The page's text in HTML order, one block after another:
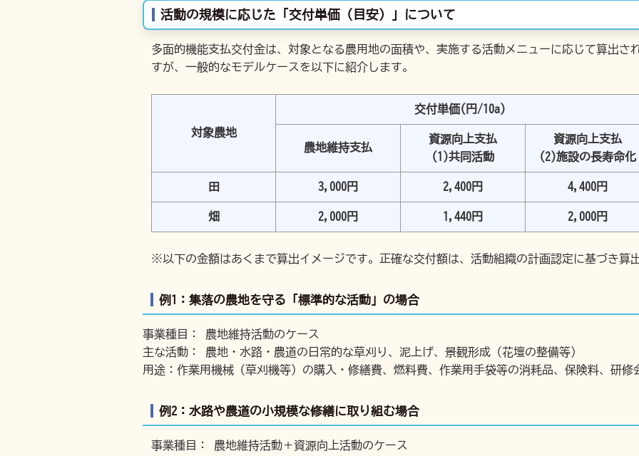
活動の規模に応じた「交付単価（目安）」について
多面的機能支払交付金は、対象となる農用地の面積や、実施する活動メニューに応じて算出さ
すが、一般的なモデルケースを以下に紹介します。
対象農地
交付単価(円/10a)
農地維持支払
資源向上支払
(1)共同活動
資源向上支払
(2)施設の長寿命化
田 3,000円 2,400円 4,400円
畑 2,000円 1,440円 2,000円
※以下の金額はあくまで算出イメージです。正確な交付額は、活動組織の計画認定に基づき算
例1：集落の農地を守る「標準的な活動」の場合
事業種目： 農地維持活動のケース
主な活動： 農地・水路・農道の日常的な草刈り、泥上げ、景観形成（花壇の整備等）
用途：作業用機械（草刈機等）の購入・修繕費、燃料費、作業用手袋等の消耗品、保険料、研修
例2：水路や農道の小規模な修繕に取り組む場合
事業種目： 農地維持活動＋資源向上活動のケース